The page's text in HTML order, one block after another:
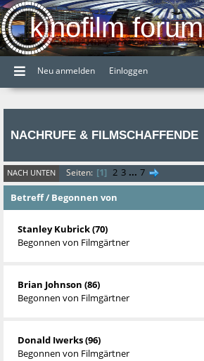
kinofilm forum
Neu anmelden Einloggen
NACHRUFE & FILMSCHAFFENDE
NACH UNTEN Seiten 1 2 3 ... 7
Betreff/ Begonnen von
Stanley Kubrick (70)
Begonnen von Filmgärtner
Brian Johnson (86)
Begonnen von Filmgärtner
Donald Iwerks (96)
Begonnen von Filmgärtner